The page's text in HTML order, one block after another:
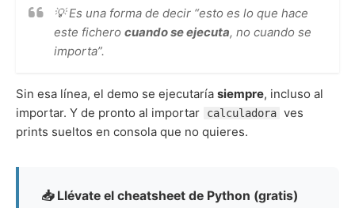
💡 Es una forma de decir “esto es lo que hace
este fichero cuando se ejecuta, no cuando se
importa”.
Sin esa línea, el demo se ejecutaría siempre, incluso al
importar. Y de pronto al importar
calculadora ves
prints sueltos en consola que no quieres.
📥 Llévate el cheatsheet de Python (gratis)